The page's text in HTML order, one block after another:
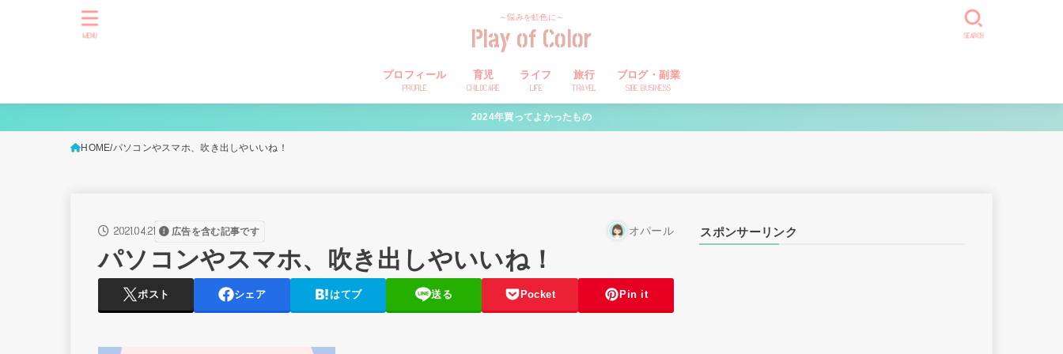
～悩みを虹色に～
Play of Color
プロフィール
PROFILE
育児
CHILDCARE
ライフ
LIFE
旅行
TRAVEL
ブログ・副業
SIDE BUSINESS
SEARCH
MENU
2024年買ってよかったもの
HOME パソコンやスマホ、吹き出しやいいね！
2021.04.21 広告を含む記事です オパール
パソコンやスマホ、吹き出しやいいね！
ポスト シェア はてブ 送る Pocket Pin it
スポンサーリンク